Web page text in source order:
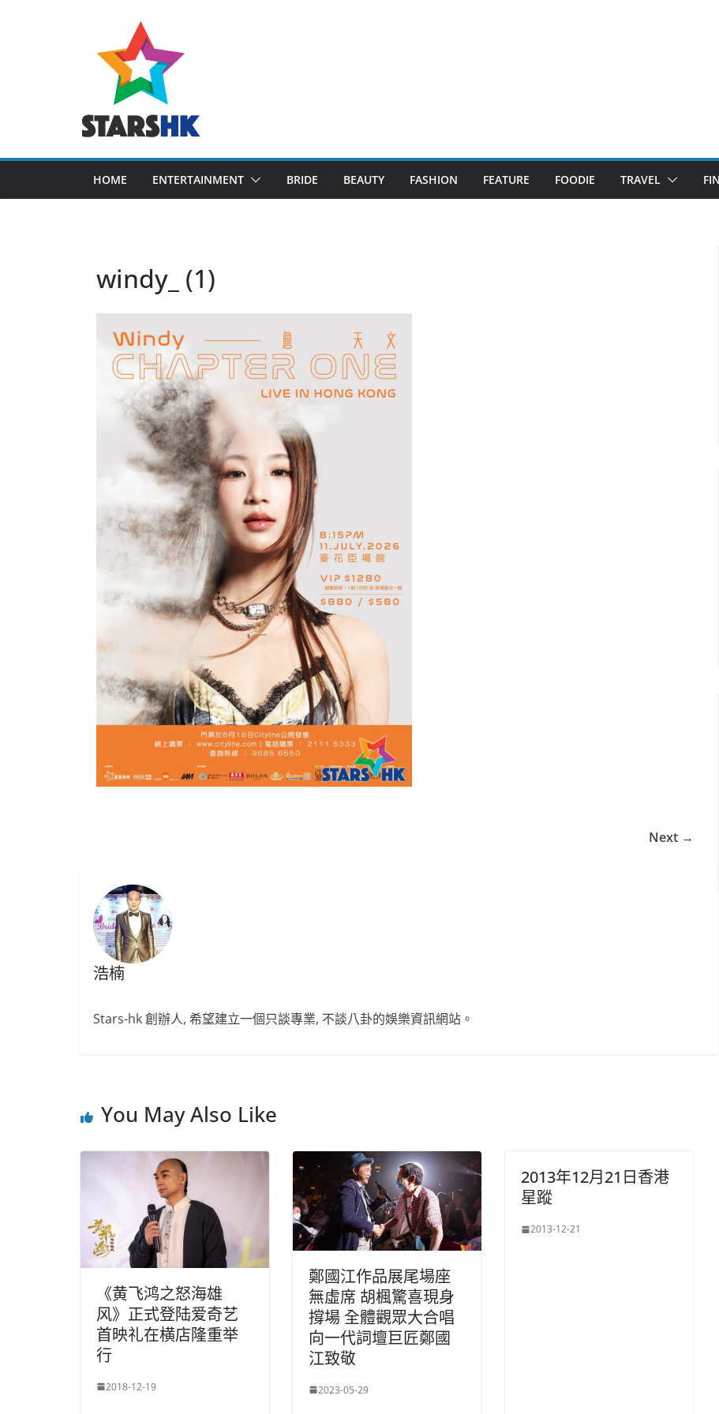
HOME ENTERTAINMENT BRIDE BEAUTY FASHION FEATURE FOODIE TRAVEL
windy_ (1)
Next →
浩楠
Stars-hk 創辦人, 希望建立一個只談專業, 不談八卦的娛樂資訊網站。
You May Also Like
《黄飞鸿之怒海雄
风》正式登陆爱奇艺
首映礼在横店隆重举
行
2018-12-19
鄭國江作品展尾場座
無虛席 胡楓驚喜現身
撐場 全體觀眾大合唱
向一代詞壇巨匠鄭國
江致敬
2023-05-29
2013年12月21日香港
星蹤
2013-12-21